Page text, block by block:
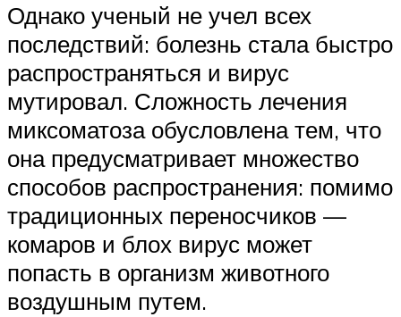
Однако ученый не учел всех
последствий: болезнь стала быстро
распространяться и вирус
мутировал. Сложность лечения
миксоматоза обусловлена тем, что
она предусматривает множество
способов распространения: помимо
традиционных переносчиков —
комаров и блох вирус может
попасть в организм животного
воздушным путем.